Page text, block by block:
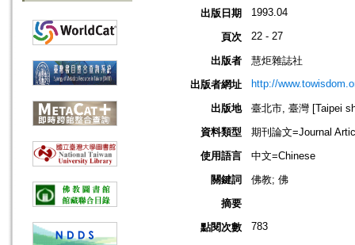
出版日期 1993.04
頁次 22 - 27
出版者
慧炬雜誌社
出版者網址
http://
出版地
臺北市, 臺灣 [Taipei
資料類型
期刊論文=Journal
使用語言
中文=Chinese
關鍵詞
佛教; 佛
摘要
點閱次數
783